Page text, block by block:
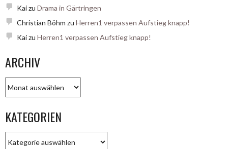
Kaizu Drama in Gärtringen
Christian Böhm zu Herren1 verpassen Aufstieg knapp!
Kaizu Herren1 verpassen Aufstieg knapp!
ARCHIV
KATEGORIEN